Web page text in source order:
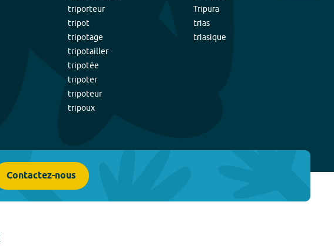
triporteur
tripot
tripotage
tripotailler
tripotée
tripoter
tripoteur
tripoux
Tripura
trias
triasique
Contactez-nous